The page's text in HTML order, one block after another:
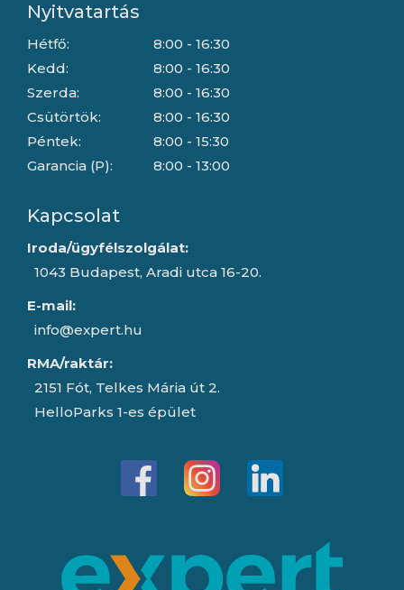
Nyitvatartás
Hétfő:
Kedd:
Szerda:
Csütörtök:
Péntek:
Garancia (P):
8:00 - 16:30
8:00 - 16:30
8:00 - 16:30
8:00 - 16:30
8:00 - 15:30
8:00 - 13:00
Kapcsolat
Iroda/ügyfélszolgálat:
1043 Budapest, Aradi utca 16-20.
E-mail:
info@expert.hu
RMA/raktár:
2151 Fót, Telkes Mária út 2.
HelloParks 1-es épület